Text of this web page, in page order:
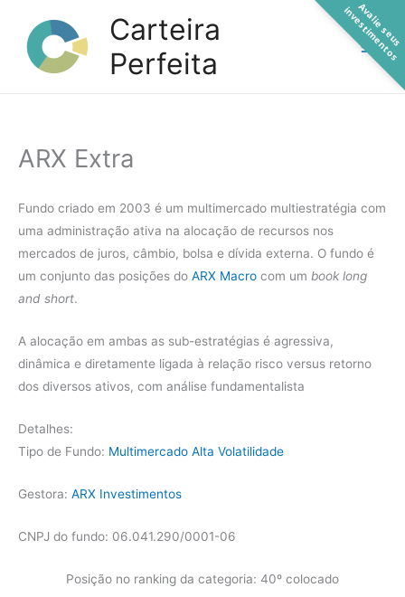
conteúdo
Carteira
Perfeita
ARX Extra
Fundo criado em 2003 é um multimercado multiestratégia com
uma administração ativa na alocação de recursos nos
mercados de juros, câmbio, bolsa e dívida externa. O fundo é
um conjunto das posições do ARX Macro com um book long
and short.
A alocação em ambas as sub-estratégias é agressiva,
dinâmica e diretamente ligada à relação risco versus retorno
dos diversos ativos, com análise fundamentalista
Detalhes:
Tipo de Fundo: Multimercado Alta Volatilidade
Gestora: ARX Investimentos
CNPJ do fundo: 06.041.290/0001-06
Posição no ranking da categoria: 40º colocado
A
v
a
l
i
e
s
e
u
s
i
n
v
e
s
t
i
m
e
n
t
o
s